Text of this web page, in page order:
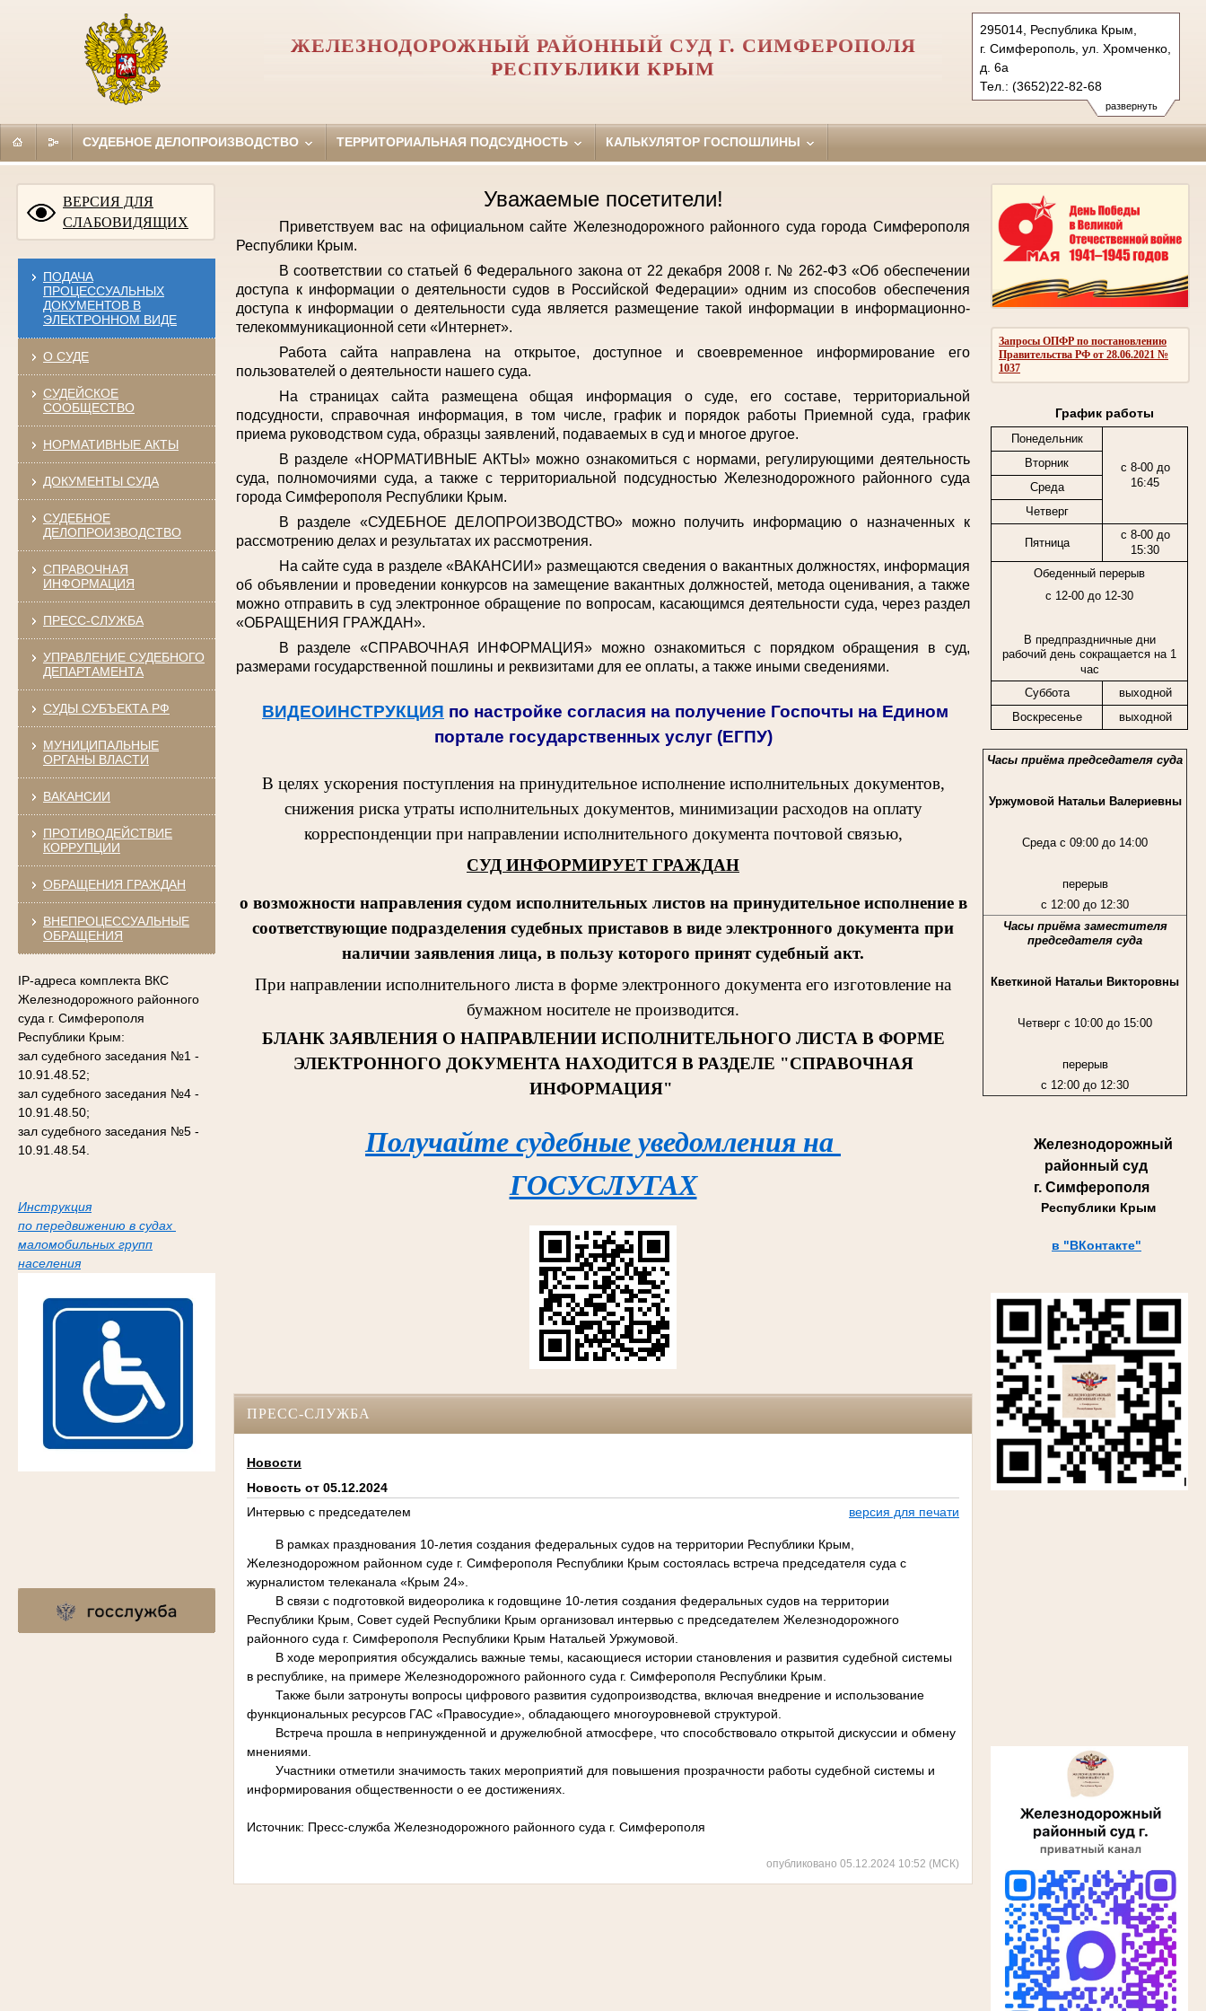
развернуть
295014, Республика Крым,
г. Симферополь, ул. Хромченко,
д. 6а
Тел.: (3652)22-82-68
zheleznodorozhniy.krm@sudrf.ru
ЖЕЛЕЗНОДОРОЖНЫЙ РАЙОННЫЙ СУД Г. СИМФЕРОПОЛЯ
РЕСПУБЛИКИ КРЫМ
СУДЕБНОЕ ДЕЛОПРОИЗВОДСТВО ТЕРРИТОРИАЛЬНАЯ ПОДСУДНОСТЬ КАЛЬКУЛЯТОР ГОСПОШЛИНЫ
ВЕРСИЯ ДЛЯ
СЛАБОВИДЯЩИХ
ПОДАЧА
ПРОЦЕССУАЛЬНЫХ
ДОКУМЕНТОВ В
ЭЛЕКТРОННОМ ВИДЕ
О СУДЕ
СУДЕЙСКОЕ
СООБЩЕСТВО
НОРМАТИВНЫЕ АКТЫ
ДОКУМЕНТЫ СУДА
СУДЕБНОЕ
ДЕЛОПРОИЗВОДСТВО
СПРАВОЧНАЯ
ИНФОРМАЦИЯ
ПРЕСС-СЛУЖБА
УПРАВЛЕНИЕ СУДЕБНОГО
ДЕПАРТАМЕНТА
СУДЫ СУБЪЕКТА РФ
МУНИЦИПАЛЬНЫЕ
ОРГАНЫ ВЛАСТИ
ВАКАНСИИ
ПРОТИВОДЕЙСТВИЕ
КОРРУПЦИИ
ОБРАЩЕНИЯ ГРАЖДАН
ВНЕПРОЦЕССУАЛЬНЫЕ
ОБРАЩЕНИЯ
IP-адреса комплекта ВКС
Железнодорожного районного
суда г. Симферополя
Республики Крым:
зал судебного заседания №1 -
10.91.48.52;
зал судебного заседания №4 -
10.91.48.50;
зал судебного заседания №5 -
10.91.48.54.
Инструкция
по передвижению в судах
маломобильных групп
населения
Запросы ОПФР по постановлению
Правительства РФ от 28.06.2021 №
1037
График работы
Понедельник
с 8-00 до
16:45
Вторник
Среда
Четверг
Пятница
с 8-00 до
15:30
Обеденный перерыв
с 12-00 до 12-30
В предпраздничные дни
рабочий день сокращается на 1
час
Суббота
выходной
Воскресенье
выходной
Часы приёма председателя суда
Уржумовой Натальи Валериевны
Среда с 09:00 до 14:00
перерыв
с 12:00 до 12:30
Часы приёма заместителя
председателя суда
Кветкиной Натальи Викторовны
Четверг с 10:00 до 15:00
перерыв
с 12:00 до 12:30
Железнодорожный
районный суд
г. Симферополя
Республики Крым
в "ВКонтакте"
Уважаемые посетители!
Приветствуем вас на официальном сайте Железнодорожного районного суда города Симферополя
Республики Крым.
В соответствии со статьей 6 Федерального закона от 22 декабря 2008 г. № 262-ФЗ «Об обеспечении
доступа к информации о деятельности судов в Российской Федерации» одним из способов обеспечения
доступа к информации о деятельности суда является размещение такой информации в информационно-
телекоммуникационной сети «Интернет».
Работа сайта направлена на открытое, доступное и своевременное информирование его
пользователей о деятельности нашего суда.
На страницах сайта размещена общая информация о суде, его составе, территориальной
подсудности, справочная информация, в том числе, график и порядок работы Приемной суда, график
приема руководством суда, образцы заявлений, подаваемых в суд и многое другое.
В разделе «НОРМАТИВНЫЕ АКТЫ» можно ознакомиться с нормами, регулирующими деятельность
суда, полномочиями суда, а также с территориальной подсудностью Железнодорожного районного суда
города Симферополя Республики Крым.
В разделе «СУДЕБНОЕ ДЕЛОПРОИЗВОДСТВО» можно получить информацию о назначенных к
рассмотрению делах и результатах их рассмотрения.
На сайте суда в разделе «ВАКАНСИИ» размещаются сведения о вакантных должностях, информация
об объявлении и проведении конкурсов на замещение вакантных должностей, метода оценивания, а также
можно отправить в суд электронное обращение по вопросам, касающимся деятельности суда, через раздел
«ОБРАЩЕНИЯ ГРАЖДАН».
В разделе «СПРАВОЧНАЯ ИНФОРМАЦИЯ» можно ознакомиться с порядком обращения в суд,
размерами государственной пошлины и реквизитами для ее оплаты, а также иными сведениями.
ВИДЕОИНСТРУКЦИЯ по настройке согласия на получение Госпочты на Едином
портале государственных услуг (ЕГПУ)
В целях ускорения поступления на принудительное исполнение исполнительных документов,
снижения риска утраты исполнительных документов, минимизации расходов на оплату
корреспонденции при направлении исполнительного документа почтовой связью,
СУД ИНФОРМИРУЕТ ГРАЖДАН
о возможности направления судом исполнительных листов на принудительное исполнение в
соответствующие подразделения судебных приставов в виде электронного документа при
наличии заявления лица, в пользу которого принят судебный акт.
При направлении исполнительного листа в форме электронного документа его изготовление на
бумажном носителе не производится.
БЛАНК ЗАЯВЛЕНИЯ О НАПРАВЛЕНИИ ИСПОЛНИТЕЛЬНОГО ЛИСТА В ФОРМЕ
ЭЛЕКТРОННОГО ДОКУМЕНТА НАХОДИТСЯ В РАЗДЕЛЕ "СПРАВОЧНАЯ
ИНФОРМАЦИЯ"
Получайте судебные уведомления на
ГОСУСЛУГАХ
ПРЕСС-СЛУЖБА
Новости
Новость от 05.12.2024
Интервью с председателем
версия для печати
В рамках празднования 10-летия создания федеральных судов на территории Республики Крым,
Железнодорожном районном суде г. Симферополя Республики Крым состоялась встреча председателя суда с
журналистом телеканала «Крым 24».
В связи с подготовкой видеоролика к годовщине 10-летия создания федеральных судов на территории
Республики Крым, Совет судей Республики Крым организовал интервью с председателем Железнодорожного
районного суда г. Симферополя Республики Крым Натальей Уржумовой.
В ходе мероприятия обсуждались важные темы, касающиеся истории становления и развития судебной системы
в республике, на примере Железнодорожного районного суда г. Симферополя Республики Крым.
Также были затронуты вопросы цифрового развития судопроизводства, включая внедрение и использование
функциональных ресурсов ГАС «Правосудие», обладающего многоуровневой структурой.
Встреча прошла в непринужденной и дружелюбной атмосфере, что способствовало открытой дискуссии и обмену
мнениями.
Участники отметили значимость таких мероприятий для повышения прозрачности работы судебной системы и
информирования общественности о ее достижениях.
Источник: Пресс-служба Железнодорожного районного суда г. Симферополя
опубликовано 05.12.2024 10:52 (МСК)